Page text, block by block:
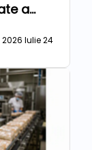
a
2026 Iulie 24